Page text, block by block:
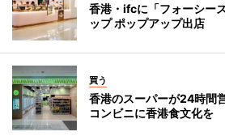
香港・ifcに「フォーシー
ップ ポップアップ出店
買う
香港のスーパーが24時
コンビニに香港食文化を